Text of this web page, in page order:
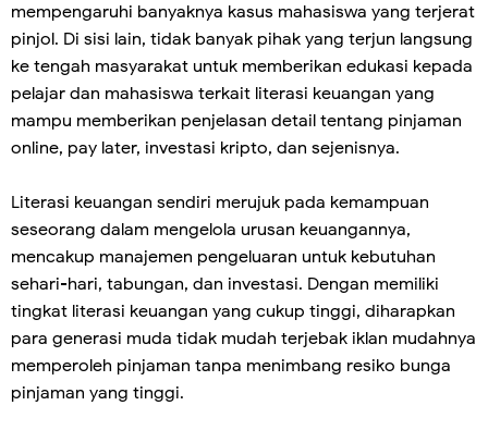
mempengaruhi banyaknya kasus mahasiswa yang terjerat
pinjol. Di sisi lain, tidak banyak pihak yang terjun langsung
ke tengah masyarakat untuk memberikan edukasi kepada
pelajar dan mahasiswa terkait literasi keuangan yang
mampu memberikan penjelasan detail tentang pinjaman
online, pay later, investasi kripto, dan sejenisnya.
Literasi keuangan sendiri merujuk pada kemampuan
seseorang dalam mengelola urusan keuangannya,
mencakup manajemen pengeluaran untuk kebutuhan
sehari-hari, tabungan, dan investasi. Dengan memiliki
tingkat literasi keuangan yang cukup tinggi, diharapkan
para generasi muda tidak mudah terjebak iklan mudahnya
memperoleh pinjaman tanpa menimbang resiko bunga
pinjaman yang tinggi.